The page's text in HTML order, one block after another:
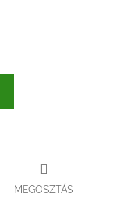
MEGOSZTÁS